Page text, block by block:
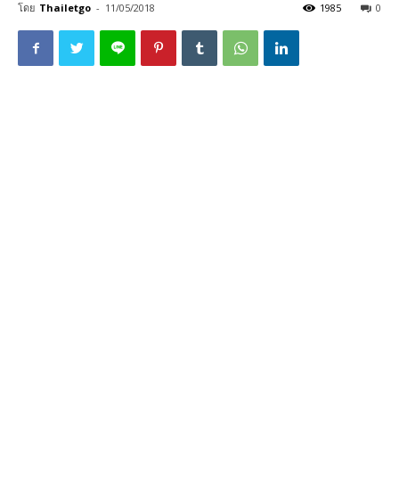
โดย Thailetgo - 11/05/2018 0
1985